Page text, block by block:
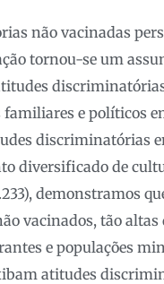
não vacinadas
tornou-se um
familiares e políticos
discriminatórias
diversificado de
demonstramos
vacinados, tão altas
e populações
atitudes